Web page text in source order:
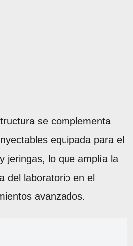
se complementa
equipada para el
jeringas, lo que amplía la
del laboratorio en el
avanzados.